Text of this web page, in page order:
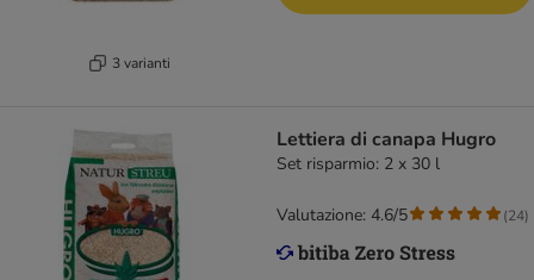
3 varianti
Lettiera di canapa Hugro
Set risparmio: 2 x 30 l
Valutazione: 4.6/5 (24)